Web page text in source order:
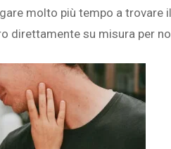
molto più tempo a trovare
direttamente su misura per